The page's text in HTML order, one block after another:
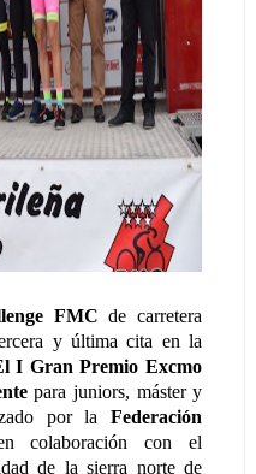
FMC de carretera
y última cita en la
I Gran Premio Excmo
para juniors, máster y
por laFederación
colaboración con el
de la sierra norte de